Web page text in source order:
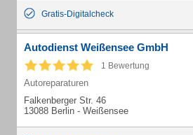
Gratis-Digitalcheck
Autodienst Weißensee GmbH
1 Bewertung
Autoreparaturen
Falkenberger Str. 46
13088 Berlin - Weißensee